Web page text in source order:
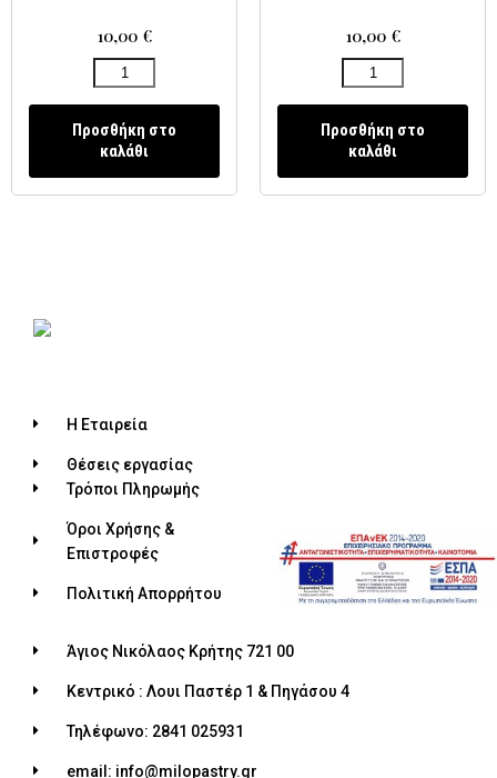
10,00 €
Προσθήκη στο
καλάθι
10,00 €
Προσθήκη στο
καλάθι
Η Εταιρεία
Θέσεις εργασίας
Τρόποι Πληρωμής
Όροι Χρήσης &
Επιστροφές
Πολιτική Απορρήτου
Άγιος Νικόλαος Κρήτης 721 00
Κεντρικό : Λουι Παστέρ 1 & Πηγάσου 4
Τηλέφωνο: 2841 025931
email: info@milopastry.gr